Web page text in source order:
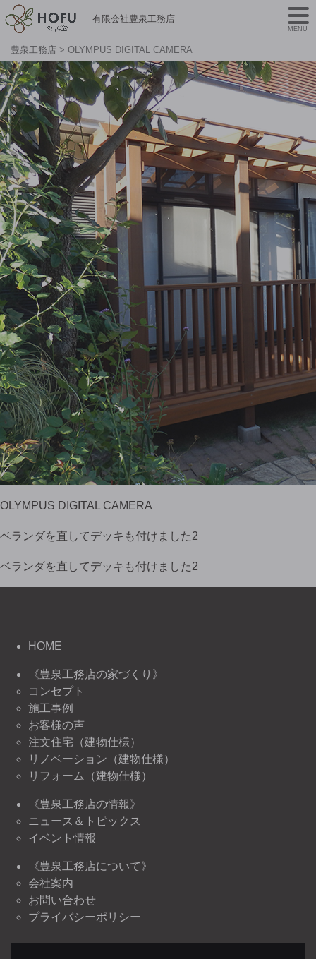
有限会社豊泉工務店
豊泉工務店 > OLYMPUS DIGITAL CAMERA
OLYMPUS DIGITAL CAMERA
ベランダを直してデッキも付けました2
ベランダを直してデッキも付けました2
MENU
HOME
《豊泉工務店の家づくり》
コンセプト
施工事例
お客様の声
注文住宅（建物仕様）
リノベーション（建物仕様）
リフォーム（建物仕様）
《豊泉工務店の情報》
ニュース＆トピックス
イベント情報
《豊泉工務店について》
会社案内
お問い合わせ
プライバシーポリシー